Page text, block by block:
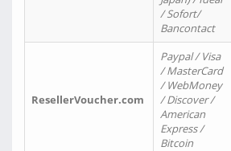
/ Sofort/
Bancontact
ResellerVoucher.com
Paypal / Visa
/ MasterCard
/ WebMoney
/ Discover /
American
Express /
Bitcoin